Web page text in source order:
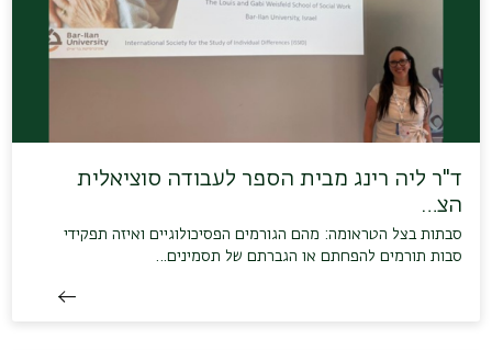
ד"ר ליה רינג מבית הספר לעבודה סוציאלית
הצ…
סבתות בצל הטראומה: מהם הגורמים הפסיכולוגיים ואיזה תפקידי
סבות תורמים להפחתם או הגברתם של תסמינים…